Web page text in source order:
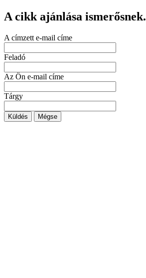
A cikk ajánlása ismerősnek.
A címzett e-mail címe
Feladó
Az Ön e-mail címe
Tárgy
Küldés Mégse